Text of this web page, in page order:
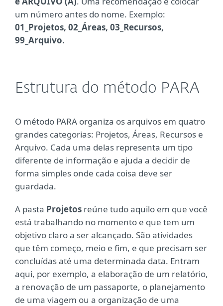
um número antes do nome. Exemplo:
01_Projetos, 02_Áreas, 03_Recursos,
99_Arquivo.
Estrutura do método PARA
O método PARA organiza os arquivos em quatro
grandes categorias: Projetos, Áreas, Recursos e
Arquivo. Cada uma delas representa um tipo
diferente de informação e ajuda a decidir de
forma simples onde cada coisa deve ser
guardada.
A pasta Projetos reúne tudo aquilo em que você
está trabalhando no momento e que tem um
objetivo claro a ser alcançado. São atividades
que têm começo, meio e fim, e que precisam ser
concluídas até uma determinada data. Entram
aqui, por exemplo, a elaboração de um relatório,
a renovação de um passaporte, o planejamento
de uma viagem ou a organização de uma